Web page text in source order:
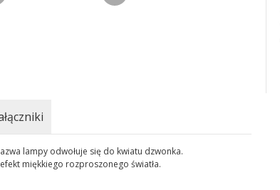
lampy odwołuje się do kwiatu dzwonka.
miękkiego rozproszonego światła.